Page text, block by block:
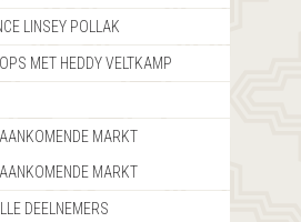
LINSEY POLLAK
MET HEDDY VELTKAMP
MARKT
MARKT
DEELNEMERS